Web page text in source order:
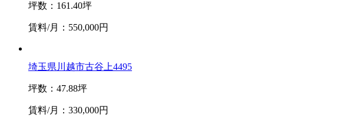
坪数：161.40坪
賃料/月：550,000円
埼玉県川越市古谷上4495
坪数：47.88坪
賃料/月：330,000円